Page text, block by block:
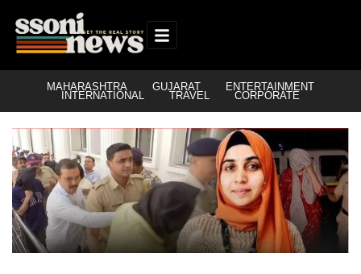
MAHARASHTRA GUJARAT ENTERTAINMENT
INTERNATIONAL TRAVEL CORPORATE